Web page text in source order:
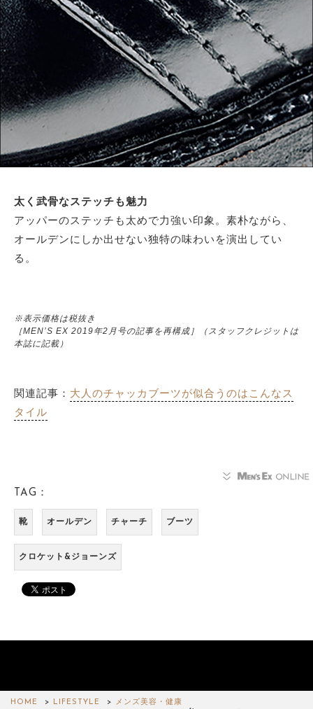
太く武骨なステッチも魅力
アッパーのステッチも太めで力強い印象。素朴ながら、
オールデンにしか出せない独特の味わいを演出してい
る。
※表示価格は税抜き
［MEN’S EX 2019年2月号の記事を再構成］（スタッフクレジットは
本誌に記載）
関連記事： 大人のチャッカブーツが似合うのはこんなス
タイル
TAG：
靴 オールデン チャーチ ブーツ
クロケット&ジョーンズ
HOME LIFESTYLE メンズ美容・健康